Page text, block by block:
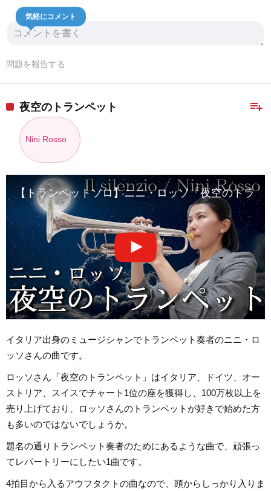
気軽にコメント
問題を報告する
playlist_add
夜空のトランペット
Nini Rosso
【トランペットソロ】ニニ・ロッソ「夜空のトラ
イタリア出身のミュージシャンでトランペット奏者のニニ・ロ
ッソさんの曲です。
ロッソさん「夜空のトランペット」はイタリア、ドイツ、オー
ストリア、スイスでチャート1位の座を獲得し、100万枚以上を
売り上げており、ロッソさんのトランペットが好きで始めた方
も多いのではないでしょうか。
題名の通りトランペット奏者のためにあるような曲で、頑張っ
てレパートリーにしたい1曲です。
4拍目から入るアウフタクトの曲なので、頭からしっかり入りま